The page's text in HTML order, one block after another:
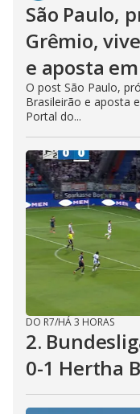
São Paulo,
Grêmio,
e aposta
O post São Paulo,
Brasileirão e aposta
Portal do...
DO R7/HÁ 3 HORAS
2.
0-1 Hertha